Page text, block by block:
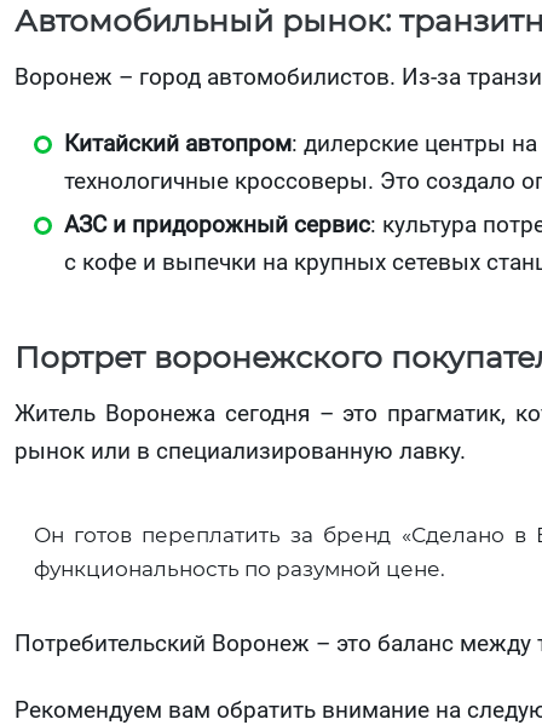
Автомобильный рынок:
Воронеж – город автомобилистов. Из-за
Китайский автопром: дилерские центры
технологичные кроссоверы. Это создало
АЗС и придорожный сервис: культура
с кофе и выпечки на крупных сетевых
Портрет воронежского
Житель Воронежа сегодня – это прагматик,
рынок или в специализированную лавку.
Он готов переплатить за бренд «Сделано
функциональность по разумной цене.
Потребительский Воронеж – это баланс
Рекомендуем вам обратить внимание на